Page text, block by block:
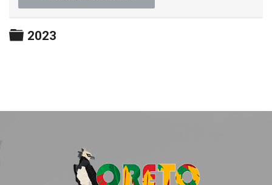
Carpeta
2023